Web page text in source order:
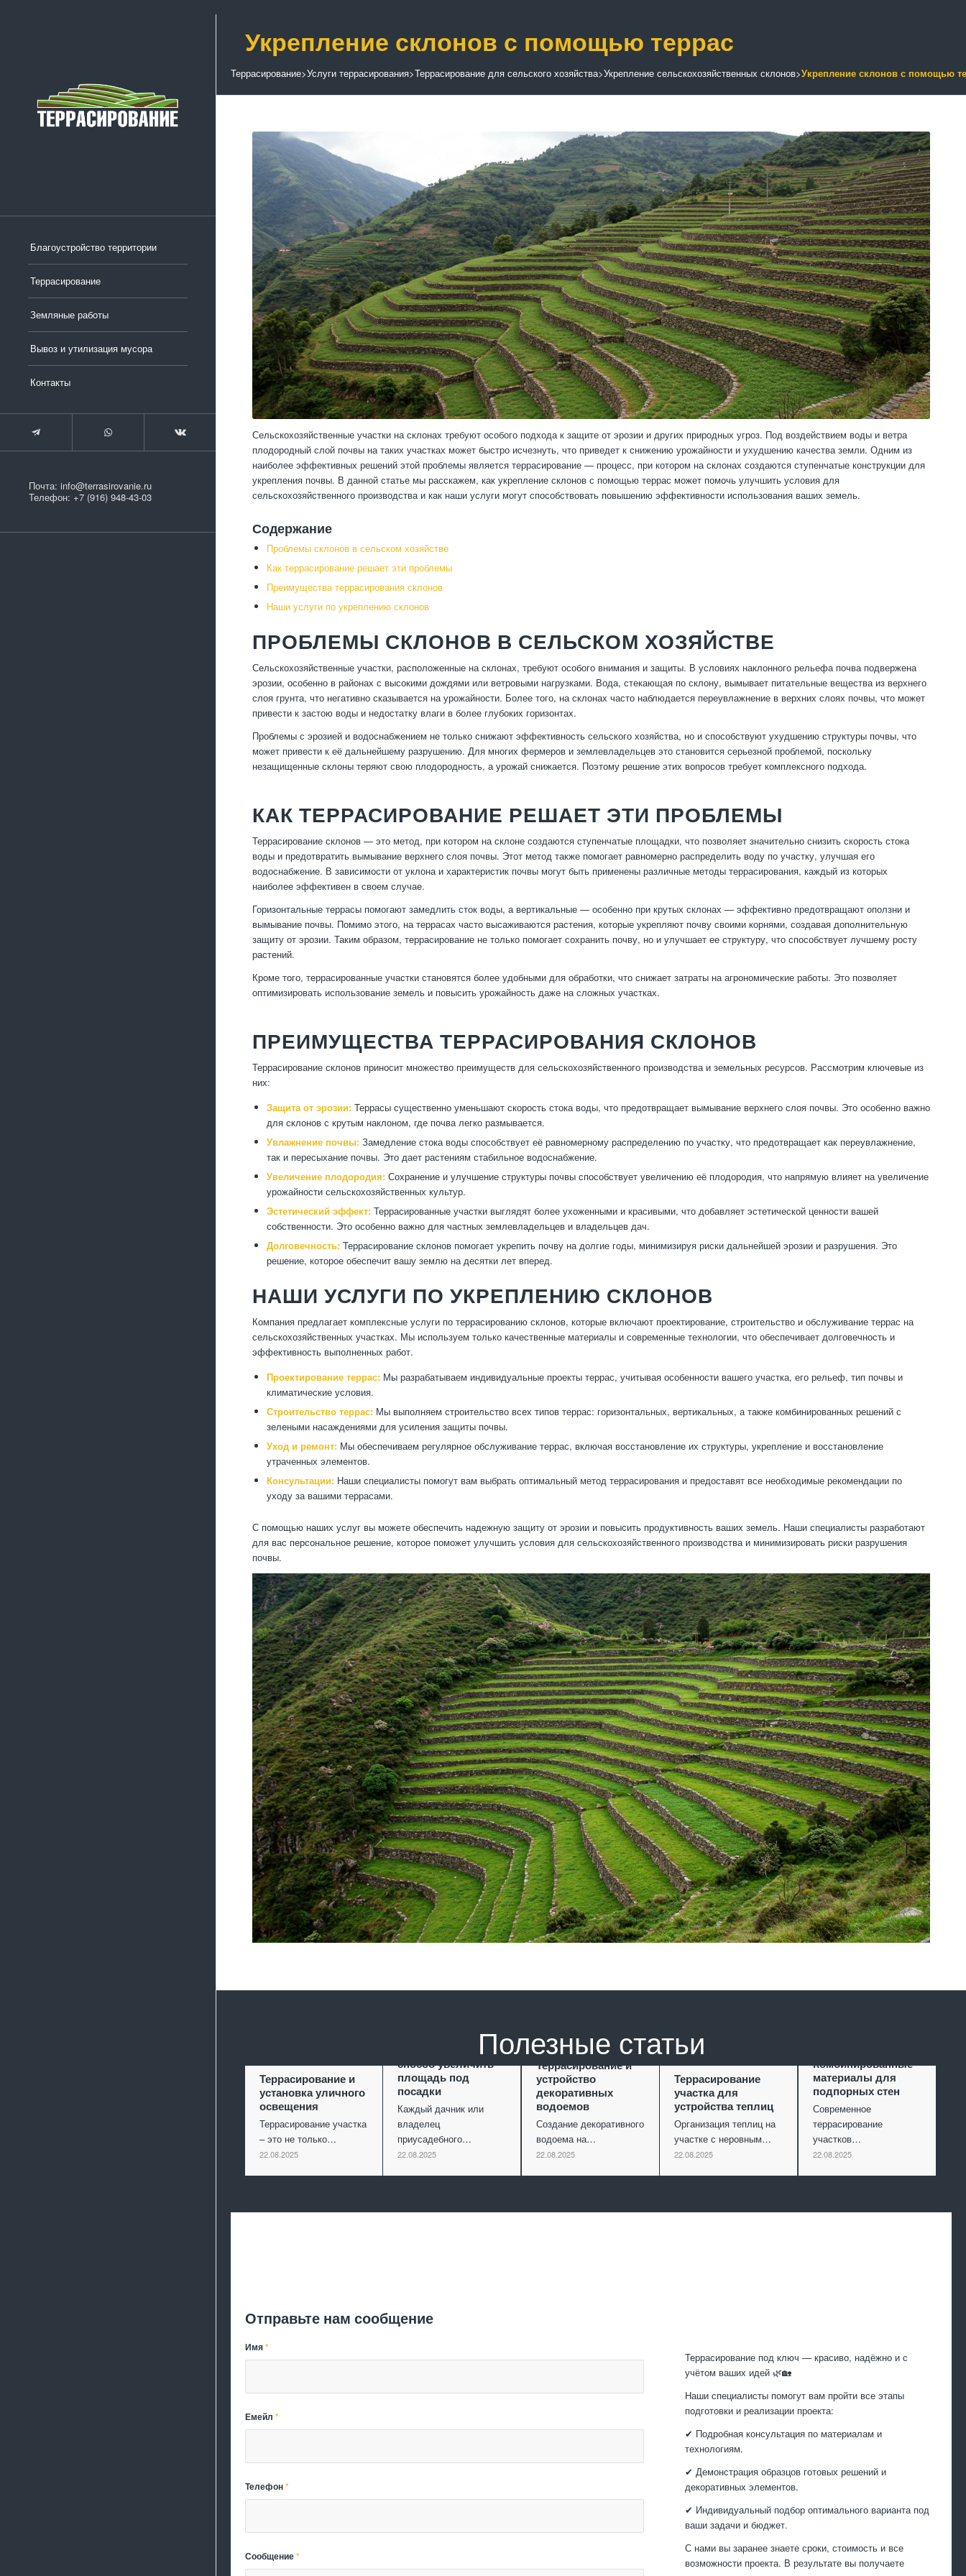
Благоустройство территории
Террасирование
Земляные работы
Вывоз и утилизация мусора
Контакты
Почта: info@terrasirovanie.ru
Телефон: +7 (916) 948-43-03
Укрепление склонов с помощью террас
Террасирование>Услуги террасирования>Террасирование для сельского хозяйства>Укрепление сельскохозяйственных склонов>Укрепление склонов с помощью
Сельскохозяйственные участки на склонах требуют особого подхода к защите от эрозии и других природных угроз. Под воздействием воды и ветра
плодородный слой почвы на таких участках может быстро исчезнуть, что приведет к снижению урожайности и ухудшению качества земли. Одним из
наиболее эффективных решений этой проблемы является террасирование — процесс, при котором на склонах создаются ступенчатые конструкции для
укрепления почвы. В данной статье мы расскажем, как укрепление склонов с помощью террас может помочь улучшить условия для
сельскохозяйственного производства и как наши услуги могут способствовать повышению эффективности использования ваших земель.
Содержание
Проблемы склонов в сельском хозяйстве
Как террасирование решает эти проблемы
Преимущества террасирования склонов
Наши услуги по укреплению склонов
ПРОБЛЕМЫ СКЛОНОВ В СЕЛЬСКОМ ХОЗЯЙСТВЕ
Сельскохозяйственные участки, расположенные на склонах, требуют особого внимания и защиты. В условиях наклонного рельефа почва подвержена
эрозии, особенно в районах с высокими дождями или ветровыми нагрузками. Вода, стекающая по склону, вымывает питательные вещества из верхнего
слоя грунта, что негативно сказывается на урожайности. Более того, на склонах часто наблюдается переувлажнение в верхних слоях почвы, что может
привести к застою воды и недостатку влаги в более глубоких горизонтах.
Проблемы с эрозией и водоснабжением не только снижают эффективность сельского хозяйства, но и способствуют ухудшению структуры почвы, что
может привести к её дальнейшему разрушению. Для многих фермеров и землевладельцев это становится серьезной проблемой, поскольку
незащищенные склоны теряют свою плодородность, а урожай снижается. Поэтому решение этих вопросов требует комплексного подхода.
КАК ТЕРРАСИРОВАНИЕ РЕШАЕТ ЭТИ ПРОБЛЕМЫ
Террасирование склонов — это метод, при котором на склоне создаются ступенчатые площадки, что позволяет значительно снизить скорость стока
воды и предотвратить вымывание верхнего слоя почвы. Этот метод также помогает равномерно распределить воду по участку, улучшая его
водоснабжение. В зависимости от уклона и характеристик почвы могут быть применены различные методы террасирования, каждый из которых
наиболее эффективен в своем случае.
Горизонтальные террасы помогают замедлить сток воды, а вертикальные — особенно при крутых склонах — эффективно предотвращают оползни и
вымывание почвы. Помимо этого, на террасах часто высаживаются растения, которые укрепляют почву своими корнями, создавая дополнительную
защиту от эрозии. Таким образом, террасирование не только помогает сохранить почву, но и улучшает ее структуру, что способствует лучшему росту
растений.
Кроме того, террасированные участки становятся более удобными для обработки, что снижает затраты на агрономические работы. Это позволяет
оптимизировать использование земель и повысить урожайность даже на сложных участках.
ПРЕИМУЩЕСТВА ТЕРРАСИРОВАНИЯ СКЛОНОВ
Террасирование склонов приносит множество преимуществ для сельскохозяйственного производства и земельных ресурсов. Рассмотрим ключевые из
них:
Защита от эрозии: Террасы существенно уменьшают скорость стока воды, что предотвращает вымывание верхнего слоя почвы. Это особенно важно
для склонов с крутым наклоном, где почва легко размывается.
Увлажнение почвы: Замедление стока воды способствует её равномерному распределению по участку, что предотвращает как переувлажнение,
так и пересыхание почвы. Это дает растениям стабильное водоснабжение.
Увеличение плодородия: Сохранение и улучшение структуры почвы способствует увеличению её плодородия, что напрямую влияет на увеличение
урожайности сельскохозяйственных культур.
Эстетический эффект: Террасированные участки выглядят более ухоженными и красивыми, что добавляет эстетической ценности вашей
собственности. Это особенно важно для частных землевладельцев и владельцев дач.
Долговечность: Террасирование склонов помогает укрепить почву на долгие годы, минимизируя риски дальнейшей эрозии и разрушения. Это
решение, которое обеспечит вашу землю на десятки лет вперед.
НАШИ УСЛУГИ ПО УКРЕПЛЕНИЮ СКЛОНОВ
Компания предлагает комплексные услуги по террасированию склонов, которые включают проектирование, строительство и обслуживание террас на
сельскохозяйственных участках. Мы используем только качественные материалы и современные технологии, что обеспечивает долговечность и
эффективность выполненных работ.
Проектирование террас: Мы разрабатываем индивидуальные проекты террас, учитывая особенности вашего участка, его рельеф, тип почвы и
климатические условия.
Строительство террас: Мы выполняем строительство всех типов террас: горизонтальных, вертикальных, а также комбинированных решений с
зелеными насаждениями для усиления защиты почвы.
Уход и ремонт: Мы обеспечиваем регулярное обслуживание террас, включая восстановление их структуры, укрепление и восстановление
утраченных элементов.
Консультации: Наши специалисты помогут вам выбрать оптимальный метод террасирования и предоставят все необходимые рекомендации по
уходу за вашими террасами.
С помощью наших услуг вы можете обеспечить надежную защиту от эрозии и повысить продуктивность ваших земель. Наши специалисты разработают
для вас персональное решение, которое поможет улучшить условия для сельскохозяйственного производства и минимизировать риски разрушения
почвы.
Полезные статьи
Террасирование и
установка уличного
освещения
Террасирование участка
– это не только…
22.08.2025
Террасирование как
способ увеличить
площадь под
посадки
Каждый дачник или
владелец
приусадебного…
22.08.2025
Террасирование и
устройство
декоративных
водоемов
Создание декоративного
водоема на…
22.08.2025
Террасирование
участка для
устройства теплиц
Организация теплиц на
участке с неровным…
22.08.2025
Комбинированные
материалы для
подпорных стен
Современное
террасирование
участков…
22.08.2025
Отправьте нам сообщение
Имя*
Емейл *
Телефон*
Сообщение*
Террасирование под ключ — красиво, надёжно и с
учётом ваших идей 🌿🏡
Наши специалисты помогут вам пройти все этапы
подготовки и реализации проекта:
✔ Подробная консультация по материалам и
технологиям.
✔ Демонстрация образцов готовых решений и
декоративных элементов.
✔ Индивидуальный подбор оптимального варианта под
ваши задачи и бюджет.
С нами вы заранее знаете сроки, стоимость и все
возможности проекта. В результате вы получаете